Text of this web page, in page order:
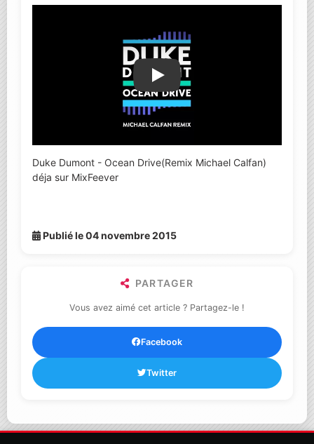
Lire la vidéo YouTube
Duke Dumont - Ocean Drive(Remix Michael Calfan)
déja sur MixFeever
Publié le 04 novembre 2015
PARTAGER
Vous avez aimé cet article ? Partagez-le !
Facebook
Twitter